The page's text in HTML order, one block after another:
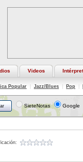
Videos
Popular Jazz/Blues Pop
SieteNotas Google